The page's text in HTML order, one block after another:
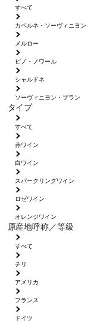
すべて
カベルネ・ソーヴィニヨン
メルロー
ピノ・ノワール
シャルドネ
ソーヴィニヨン・ブラン
タイプ
すべて
赤ワイン
白ワイン
スパークリングワイン
ロゼワイン
オレンジワイン
原産地呼称／等級
すべて
チリ
アメリカ
フランス
ドイツ